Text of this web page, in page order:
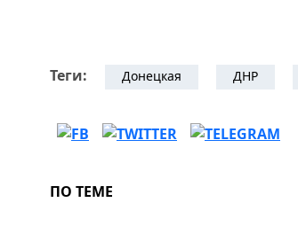
Теги: Донецкая ДНР
ПО ТЕМЕ